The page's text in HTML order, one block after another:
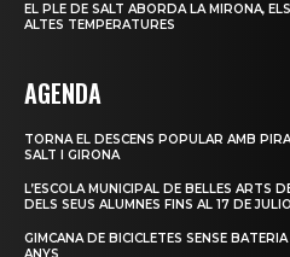
EL PLE DE SALT ABORDA LA MIRONA,
ALTES TEMPERATURES
AGENDA
TORNA EL DESCENS POPULAR AMB
SALT I GIRONA
L’ESCOLA MUNICIPAL DE BELLES ARTS
DELS SEUS ALUMNES FINS AL 17 DE
GIMCANA DE BICICLETES SENSE